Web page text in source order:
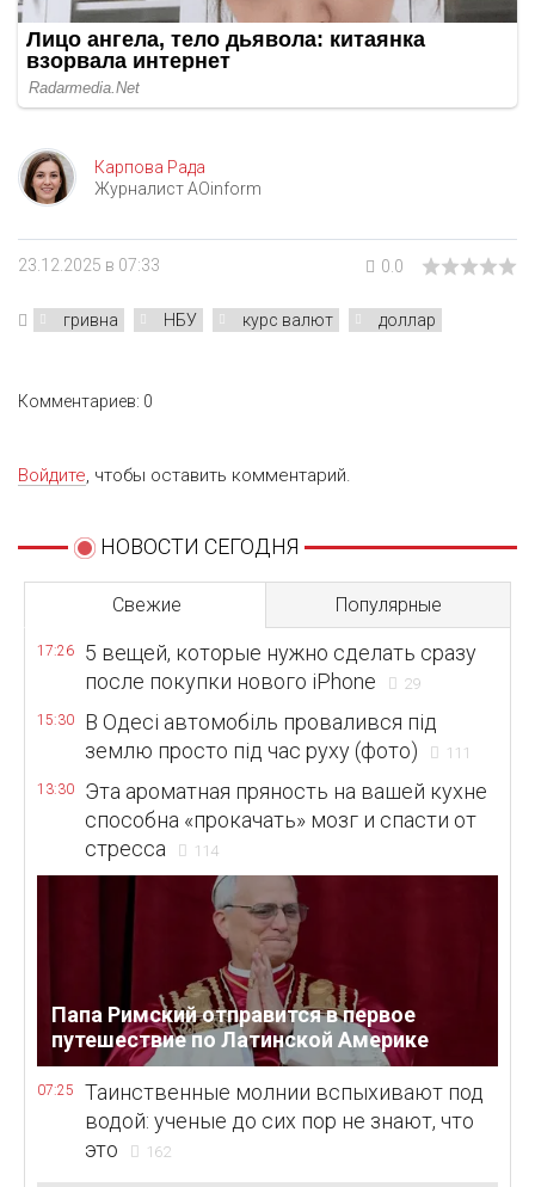
Карпова Рада
Журналист AOinform
23.12.2025 в 07:33 0.0
гривна НБУ курс валют доллар
Комментариев: 0
Войдите, чтобы оставить комментарий.
НОВОСТИ СЕГОДНЯ
Свежие Популярные
17:26
5 вещей, которые нужно сделать сразу
после покупки нового iPhone
29
15:30
В Одесі автомобіль провалився під
землю просто під час руху (фото)
111
13:30
Эта ароматная пряность на вашей кухне
способна «прокачать» мозг и спасти от
стресса
114
Папа Римский отправится в первое
путешествие по Латинской Америке
07:25
Таинственные молнии вспыхивают под
водой: ученые до сих пор не знают, что
это
162